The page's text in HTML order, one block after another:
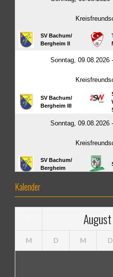
Kalender
August
M D M D